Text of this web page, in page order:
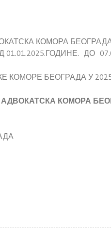
КОМОРА
ДО
БЕОГРАДА У
КОМОРА